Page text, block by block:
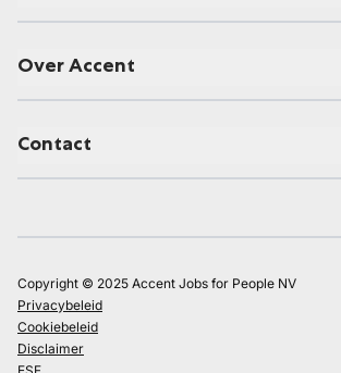
Over Accent
Contact
Copyright © 2025 Accent Jobs for People NV
Privacybeleid
Cookiebeleid
Disclaimer